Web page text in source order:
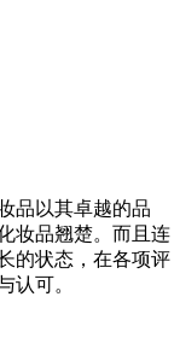
品以其卓越的品
妆品翘楚。而且连
的状态，在各项评
认可。